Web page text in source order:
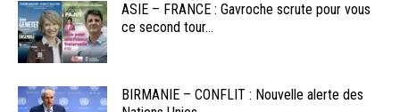
ASIE – FRANCE : Gavroche scrute pour vous
ce second tour...
BIRMANIE – CONFLIT : Nouvelle alerte des